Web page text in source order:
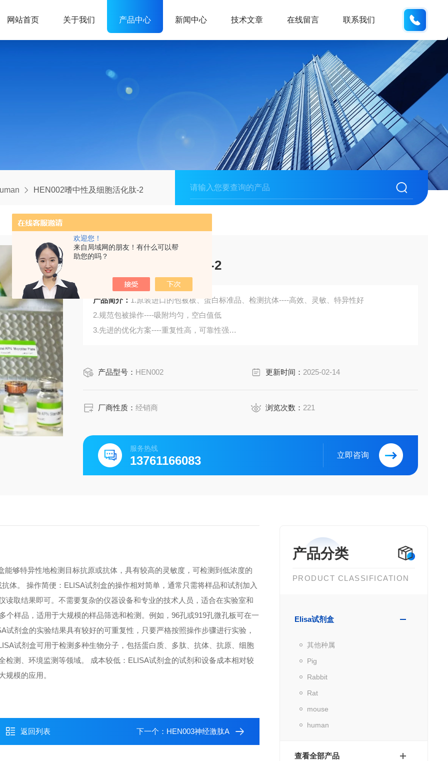
欢迎您！
来自局域网的朋友！有什么可以帮
助您的吗？
网站首页 关于我们 产品中心 新闻中心 技术文章 在线留言 联系我们
HEN002嗜中性及细胞活化肽-2
嗜中性及细胞活化肽-2
产品简介： 1.原装进口的包被板、蛋白标准品、检测抗体----高效、灵敏、特异性好
2.规范包被操作----吸附均匀，空白值低
3.先进的优化方案----重复性高，可靠性强
6.检测指标齐全：炎症因子、血管生成素、动脉粥样硬化因子、趋化因子、生长因子、基质金属
542.购买Bogoo ELISA试剂盒可以免费代测。
产品型号： HEN002 更新时间： 2025-02-14
厂商性质：经销商 浏览次数： 221
服务热线
13761166083 立即咨询
产品分类
PRODUCT CLASSIFICATION
Elisa试剂盒
其他种属
Pig
Rabbit
Rat
mouse
human
查看全部产品
够特异性地检测目标抗原或抗体，具有较高的灵敏度，可检测到低浓度的
体。 操作简便：ELISA试剂盒的操作相对简单，通常只需将样品和试剂加入
取结果即可。不需要复杂的仪器设备和专业的技术人员，适合在实验室和
样品，适用于大规模的样品筛选和检测。例如，96孔或919孔微孔板可在一
剂盒的实验结果具有较好的可重复性，只要严格按照操作步骤进行实验，
试剂盒可用于检测多种生物分子，包括蛋白质、多肽、抗体、抗原、细胞
测、环境监测等领域。 成本较低：ELISA试剂盒的试剂和设备成本相对较
规模的应用。
返回列表 下一个： HEN003神经激肽A